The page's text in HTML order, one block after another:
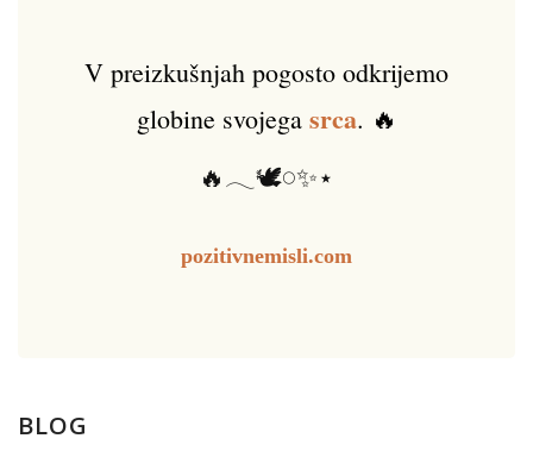
V preizkušnjah pogosto odkrijemo
globine svojega srca. 🔥
🔥𓂃🕊️𓏸✨⋆
pozitivnemisli.com
BLOG